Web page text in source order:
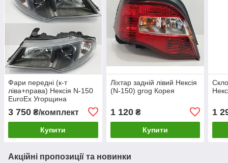
Фари передні (к-т
ліва+права) Нексія N-150
EuroEx Угорщина
3 750 ₴/комплект
Купити
Ліхтар задній лівий Нексія
(N-150) grog Корея
1 120₴
Купити
1
Акційні пропозиції та новинки